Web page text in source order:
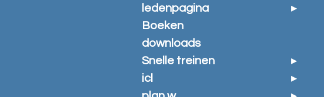
ledenpagina
Boeken
downloads
Snelle treinen
icl